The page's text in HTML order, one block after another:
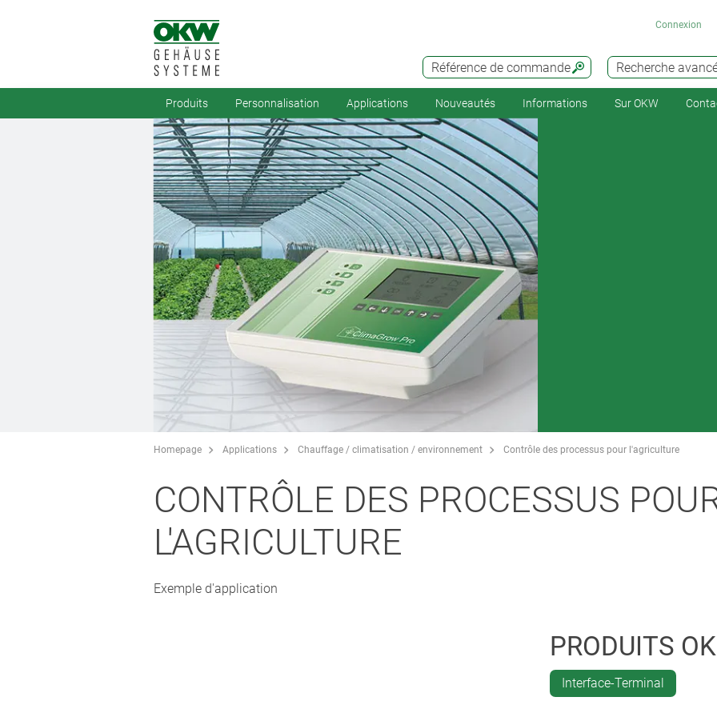
Recherche
Référence de commande
Connexion
Produits Personnalisation Applications Nouveautés Informations Sur OKW
Homepage Applications Chauffage / climatisation / environnement Contrôle des processus pour l'agriculture
CONTRÔLE DES PROCESSUS
L'AGRICULTURE
Exemple d'application
PRODUITS
Interface-Terminal